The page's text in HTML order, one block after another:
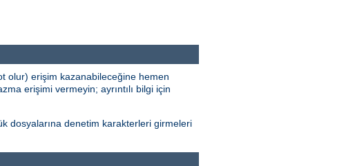
olur) erişim kazanabileceğine hemen
erişimi vermeyin; ayrıntılı bilgi için
dosyalarına denetim karakterleri girmeleri